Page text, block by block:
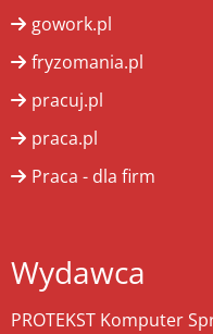
gowork.pl
fryzomania.pl
pracuj.pl
praca.pl
Praca - dla firm
Wydawca
PROTEKST Komputer